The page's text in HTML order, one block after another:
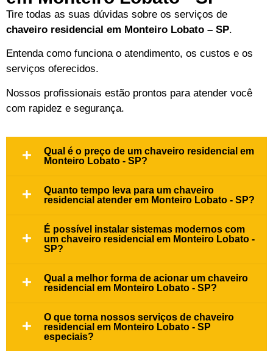
Tire todas as suas dúvidas sobre os serviços de
chaveiro residencial em Monteiro Lobato – SP.
Entenda como funciona o atendimento, os custos e os
serviços oferecidos.
Nossos profissionais estão prontos para atender você
com rapidez e segurança.
Qual é o preço de um chaveiro residencial em
Monteiro Lobato - SP?
Quanto tempo leva para um chaveiro
residencial atender em Monteiro Lobato - SP?
É possível instalar sistemas modernos com
um chaveiro residencial em Monteiro Lobato -
SP?
Qual a melhor forma de acionar um chaveiro
residencial em Monteiro Lobato - SP?
O que torna nossos serviços de chaveiro
residencial em Monteiro Lobato - SP
especiais?